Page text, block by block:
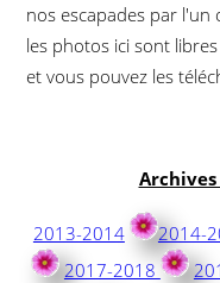
nos escapades par
les photos ici sont
et vous pouvez les
Archives
2013-2014 2014-
2017-2018